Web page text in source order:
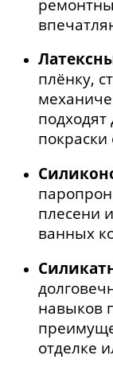
плёнку,
подходят
покраски
плесени
ванных
навыков
отделке